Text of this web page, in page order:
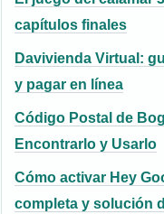
capítulos finales
Davivienda Virtual:
y pagar en línea
Código Postal de
Encontrarlo y Usarlo
Cómo activar Hey
completa y solución